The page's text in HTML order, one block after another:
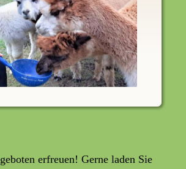
erfreuen! Gerne laden Sie